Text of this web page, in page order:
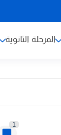
المرحلة الثانوية
1